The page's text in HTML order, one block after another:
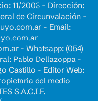
11/2003 - Dirección:
de Circunvalación -
- Email:
- Whatsapp: (054)
Pablo Dellazoppa -
Castillo - Editor Web:
del medio -
S.A.C.I.F.